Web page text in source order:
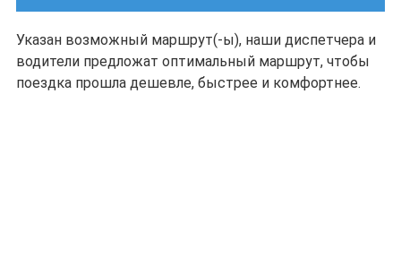
Указан возможный маршрут(-ы), наши диспетчера и
водители предложат оптимальный маршрут, чтобы
поездка прошла дешевле, быстрее и комфортнее.